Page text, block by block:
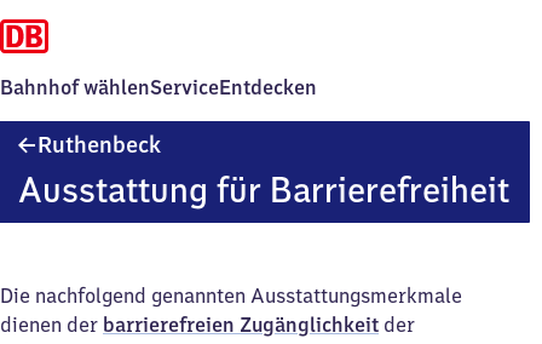
Bahnhof wählenServiceEntdecken
Ruthenbeck
Ausstattung für Barrierefreiheit
Die nachfolgend genannten Ausstattungsmerkmale
dienen der barrierefreien Zugänglichkeit der